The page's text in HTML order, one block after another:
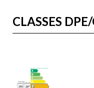
CLASSES DPE/